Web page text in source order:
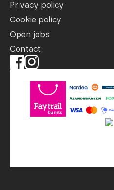
Privacy policy
Cookie policy
Open jobs
Contact